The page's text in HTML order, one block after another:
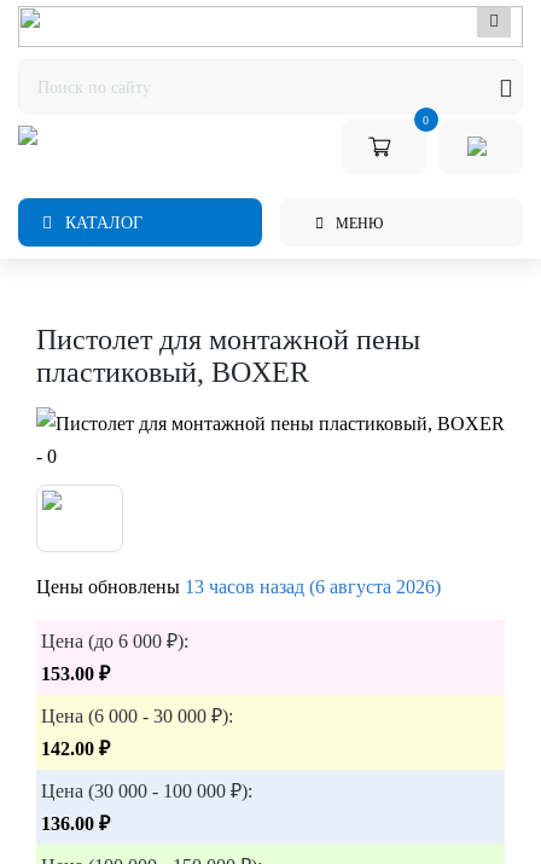
0
КАТАЛОГ МЕНЮ
Пистолет для монтажной пены
пластиковый, BOXER
Цены обновлены 13 часов назад (6 августа 2026)
Цена (до 6 000 ₽):
153.00 ₽
Цена (6 000 - 30 000 ₽):
142.00 ₽
Цена (30 000 - 100 000 ₽):
136.00 ₽